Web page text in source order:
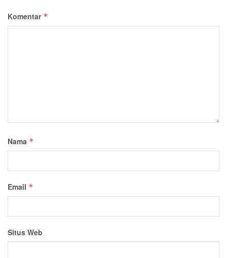
Komentar *
Nama *
Email *
Situs Web